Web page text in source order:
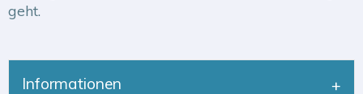
geht.
Informationen